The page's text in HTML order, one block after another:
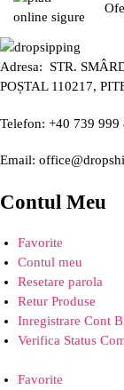
Adresa: STR.
POȘTAL 110217,
Telefon: +40 739 999
Email:
Contul Meu
Favorite
Contul meu
Resetare parola
Retur Produse
Inregistrare Cont
Verifica Status
Favorite